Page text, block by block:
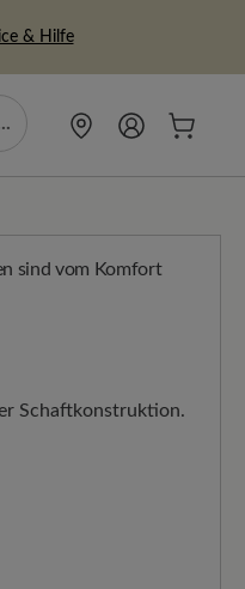
& Hilfe
sind vom Komfort
Schaftkonstruktion.